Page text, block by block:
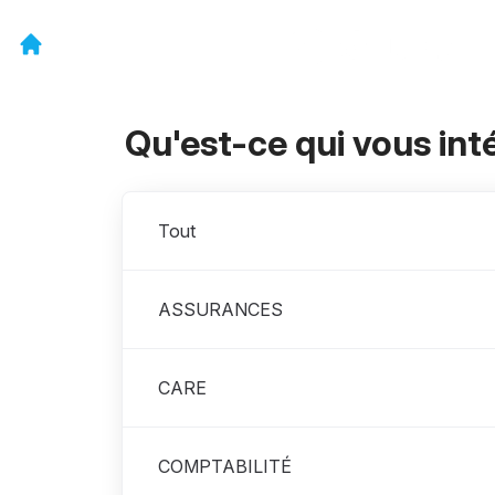
Qu'est-ce qui vous
Tout
ASSURANCES
CARE
COMPTABILITÉ